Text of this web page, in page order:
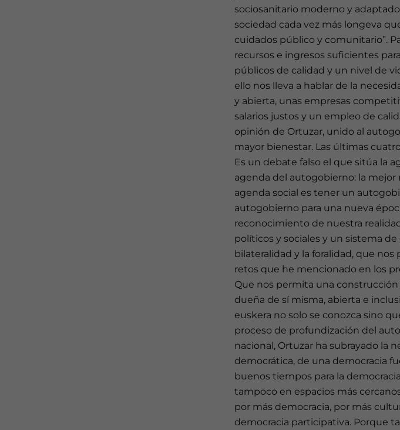
sociosanitario moderno y
sociedad cada vez más longeva
cuidados público y comunitario”.
recursos e ingresos suficientes
públicos de calidad y un nivel de
ello nos lleva a hablar de la
y abierta, unas empresas
salarios justos y un empleo de
opinión de Ortuzar, unido al
mayor bienestar. Las últimas
Es un debate falso el que sitúa la
agenda del autogobierno: la
agenda social es tener un
autogobierno para una nueva
reconocimiento de nuestra
políticos y sociales y un sistema de
bilateralidad y la foralidad, que
retos que he mencionado en los
Que nos permita una construcción
dueña de sí misma, abierta e
euskera no solo se conozca sino
proceso de profundización del
nacional, Ortuzar ha subrayado la
democrática, de una democracia
buenos tiempos para la
tampoco en espacios más
por más democracia, por más
democracia participativa. Porque